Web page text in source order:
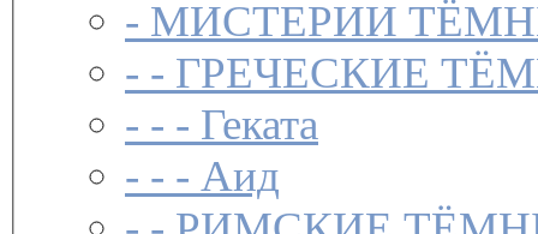
- МИСТЕРИИ
- - ГРЕЧЕСКИЕ
- - - Геката
- - - Аид